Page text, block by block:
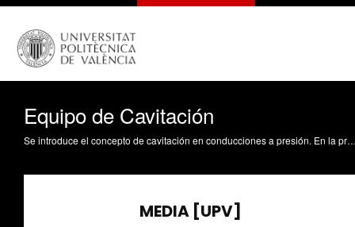
Equipo de Cavitación
Se introduce el concepto de cavitación en conducciones a presión. En la primera parte se habla de presión de vapor y las circunstancias que deben darse para que se produzcan cambios de fase en corrientes líquidas a presión. A continuación se presenta un equipo de